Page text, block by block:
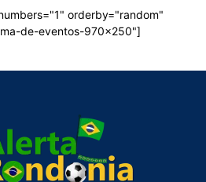
orderby="random"
de-eventos-970x250"]